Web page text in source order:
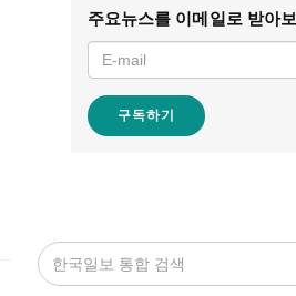
주요뉴스를 이메일로 받아
구독하기